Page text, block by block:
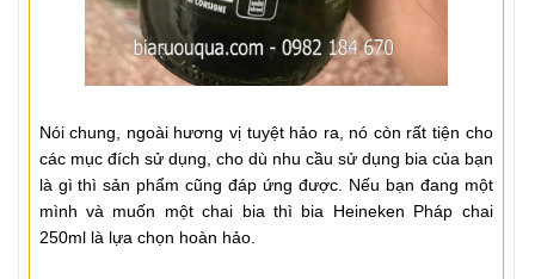
Nói chung, ngoài hương vị tuyệt hảo ra, nó còn rất tiện cho
các mục đích sử dụng, cho dù nhu cầu sử dụng bia của bạn
là gì thì sản phẩm cũng đáp ứng được. Nếu bạn đang một
mình và muốn một chai bia thì bia Heineken Pháp chai
250ml là lựa chọn hoàn hảo.